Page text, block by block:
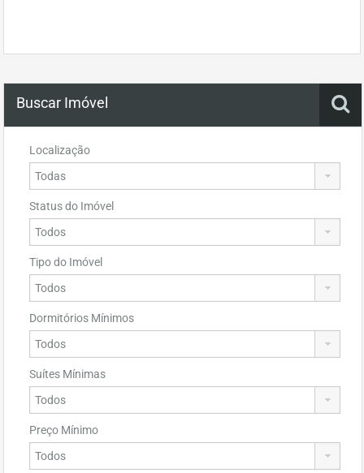
Buscar Imóvel
Localização
Status do Imóvel
Tipo do Imóvel
Dormitórios Mínimos
Suítes Mínimas
Preço Mínimo